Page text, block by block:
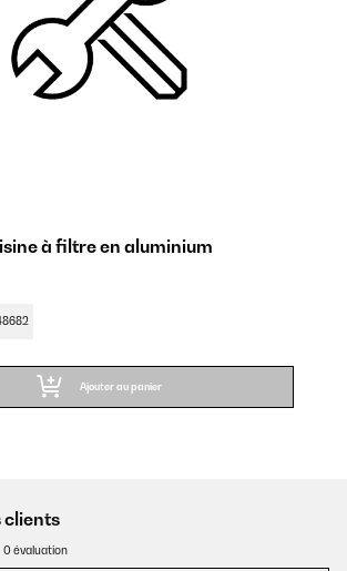
à filtre en aluminium
Ajouter au panier
clients
0 évaluation